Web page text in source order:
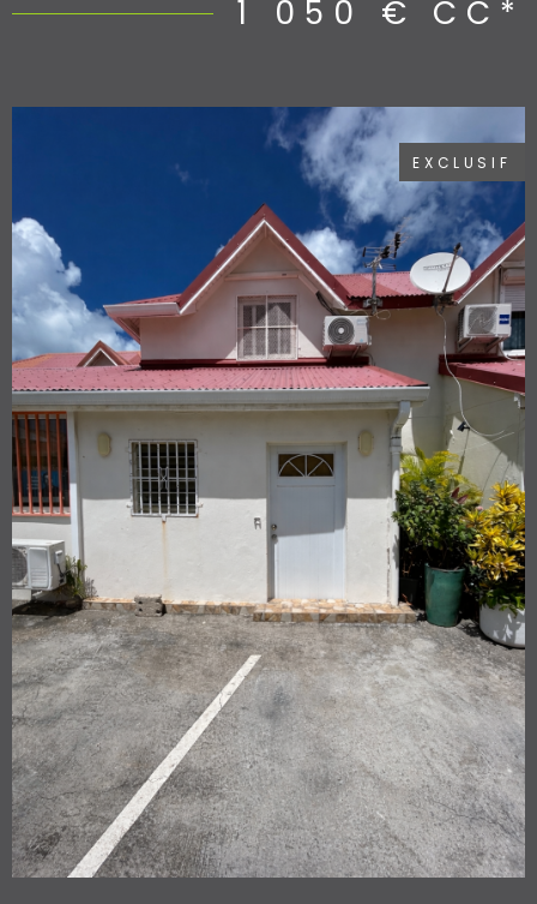
1 050 € CC*
EXCLUSIF
VOIR LE BIEN